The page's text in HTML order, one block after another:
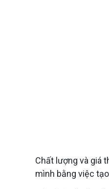
Chất lượng và giá
mình bằng việc